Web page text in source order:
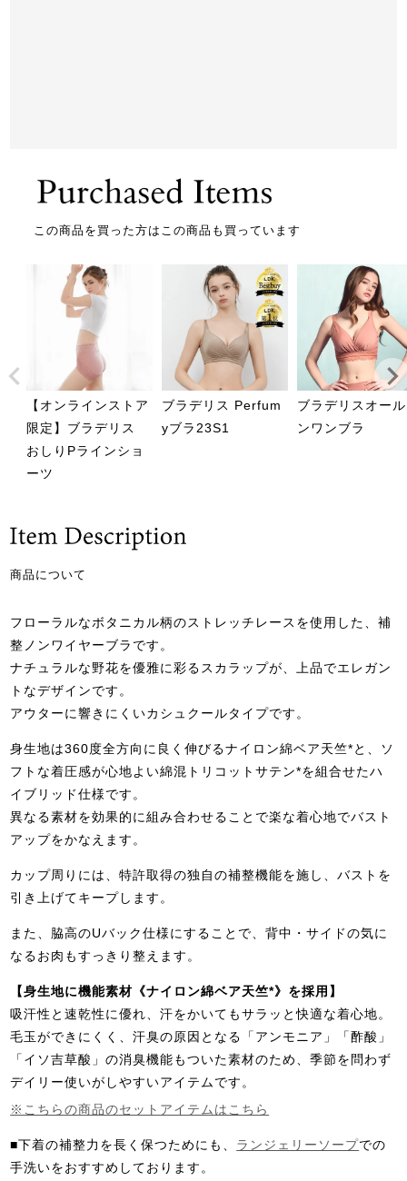
この商品を買った方はこの商品も買っています
【オンラインストア
限定】ブラデリス
おしりPラインショ
ーツ
ブラデリス Perfum
yブラ23S1
ブラデリスオー
ンワンブラ
商品について
フローラルなボタニカル柄のストレッチレースを使用した、補
整ノンワイヤーブラです。
ナチュラルな野花を優雅に彩るスカラップが、上品でエレガン
トなデザインです。
アウターに響きにくいカシュクールタイプです。
身生地は360度全方向に良く伸びるナイロン綿ベア天竺*と、ソ
フトな着圧感が心地よい綿混トリコットサテン*を組合せたハ
イブリッド仕様です。
異なる素材を効果的に組み合わせることで楽な着心地でバスト
アップをかなえます。
カップ周りには、特許取得の独自の補整機能を施し、バストを
引き上げてキープします。
また、脇高のUバック仕様にすることで、背中・サイドの気に
なるお肉もすっきり整えます。
【身生地に機能素材《ナイロン綿ベア天竺*》を採用】
吸汗性と速乾性に優れ、汗をかいてもサラッと快適な着心地。
毛玉ができにくく、汗臭の原因となる「アンモニア」「酢酸」
「イソ吉草酸」の消臭機能もついた素材のため、季節を問わず
デイリー使いがしやすいアイテムです。
※こちらの商品のセットアイテムはこちら
■下着の補整力を長く保つためにも、 ランジェリーソープでの
手洗いをおすすめしております。